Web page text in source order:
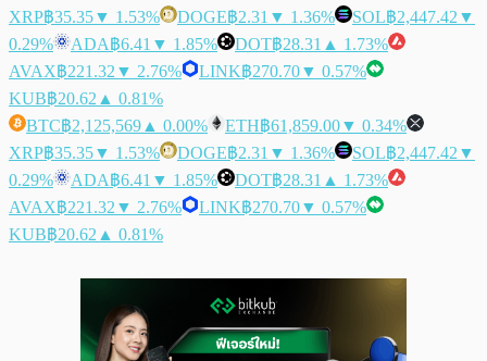
XRP฿35.35▼ 1.53% DOGE฿2.31 ▼ 1.36% SOL฿2,447.42 ▼
0.29%
ADA฿6.41 ▼ 1.85% DOT฿28.31 ▲ 1.73%
AVAX฿221.32 ▼ 2.76% LINK฿270.70▼ 0.57%
KUB฿20.62 ▲ 0.81%
BTC฿2,125,569 ▲ 0.00% ETH฿61,859.00▼ 0.34%
XRP฿35.35▼ 1.53% DOGE฿2.31 ▼ 1.36% SOL฿2,447.42 ▼
0.29%
ADA฿6.41 ▼ 1.85% DOT฿28.31 ▲ 1.73%
AVAX฿221.32 ▼ 2.76% LINK฿270.70▼ 0.57%
KUB฿20.62 ▲ 0.81%